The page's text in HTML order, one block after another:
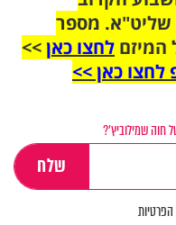
שליט"א. מספר
המיזם לחצו כאן>>
לחצו כאן >>
שמילוביץ’?
הפרטיות